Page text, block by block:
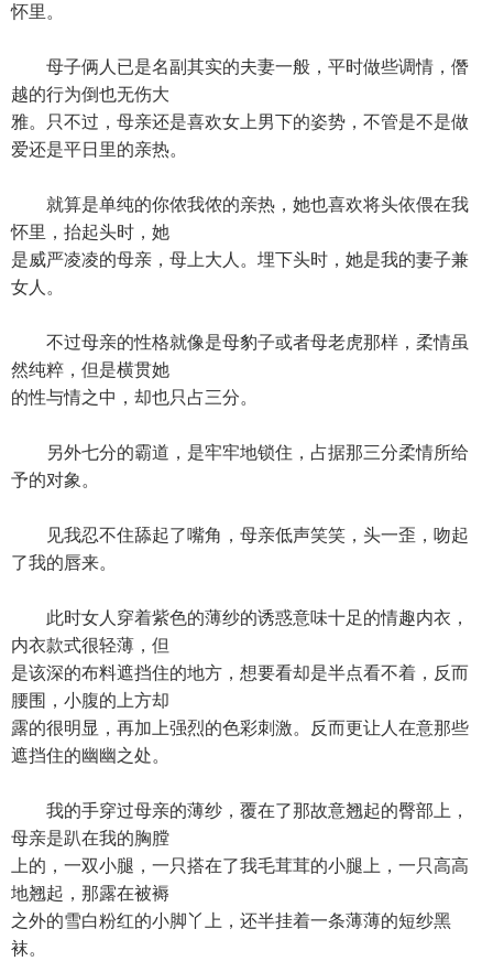
怀里。
母子俩人已是名副其实的夫妻一般，平时做些调情，僭
越的行为倒也无伤大
雅。只不过，母亲还是喜欢女上男下的姿势，不管是不是做
爱还是平日里的亲热。
就算是单纯的你侬我侬的亲热，她也喜欢将头依偎在我
怀里，抬起头时，她
是威严凌凌的母亲，母上大人。埋下头时，她是我的妻子兼
女人。
不过母亲的性格就像是母豹子或者母老虎那样，柔情虽
然纯粹，但是横贯她
的性与情之中，却也只占三分。
另外七分的霸道，是牢牢地锁住，占据那三分柔情所给
予的对象。
见我忍不住舔起了嘴角，母亲低声笑笑，头一歪，吻起
了我的唇来。
此时女人穿着紫色的薄纱的诱惑意味十足的情趣内衣，
内衣款式很轻薄，但
是该深的布料遮挡住的地方，想要看却是半点看不着，反而
腰围，小腹的上方却
露的很明显，再加上强烈的色彩刺激。反而更让人在意那些
遮挡住的幽幽之处。
我的手穿过母亲的薄纱，覆在了那故意翘起的臀部上，
母亲是趴在我的胸膛
上的，一双小腿，一只搭在了我毛茸茸的小腿上，一只高高
地翘起，那露在被褥
之外的雪白粉红的小脚丫上，还半挂着一条薄薄的短纱黑
袜。